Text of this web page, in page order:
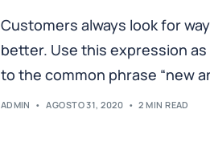
Customers always look for
better. Use this expression
to the common phrase “new
ADMIN AGOSTO 31, 2020 2 MIN READ